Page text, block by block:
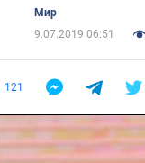
Мир
9.07.2019 06:51
121